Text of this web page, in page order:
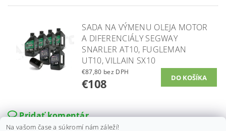
SADA NA VÝMENU OLEJA MOTOR
A DIFERENCIÁLY SEGWAY
SNARLER AT10, FUGLEMAN
UT10, VILLAIN SX10
€87,80 bez DPH
€108
Pridať komentár
Na vašom čase a súkromí nám záleží!